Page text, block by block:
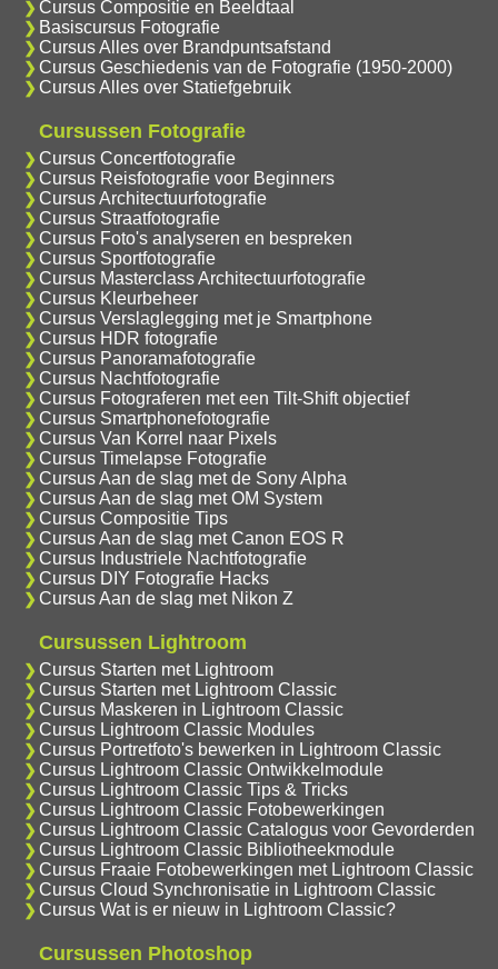
Cursus Compositie en Beeldtaal
Basiscursus Fotografie
Cursus Alles over Brandpuntsafstand
Cursus Geschiedenis van de Fotografie (1950-2000)
Cursus Alles over Statiefgebruik
Cursussen Fotografie
Cursus Concertfotografie
Cursus Reisfotografie voor Beginners
Cursus Architectuurfotografie
Cursus Straatfotografie
Cursus Foto's analyseren en bespreken
Cursus Sportfotografie
Cursus Masterclass Architectuurfotografie
Cursus Kleurbeheer
Cursus Verslaglegging met je Smartphone
Cursus HDR fotografie
Cursus Panoramafotografie
Cursus Nachtfotografie
Cursus Fotograferen met een Tilt-Shift objectief
Cursus Smartphonefotografie
Cursus Van Korrel naar Pixels
Cursus Timelapse Fotografie
Cursus Aan de slag met de Sony Alpha
Cursus Aan de slag met OM System
Cursus Compositie Tips
Cursus Aan de slag met Canon EOS R
Cursus Industriele Nachtfotografie
Cursus DIY Fotografie Hacks
Cursus Aan de slag met Nikon Z
Cursussen Lightroom
Cursus Starten met Lightroom
Cursus Starten met Lightroom Classic
Cursus Maskeren in Lightroom Classic
Cursus Lightroom Classic Modules
Cursus Portretfoto's bewerken in Lightroom Classic
Cursus Lightroom Classic Ontwikkelmodule
Cursus Lightroom Classic Tips & Tricks
Cursus Lightroom Classic Fotobewerkingen
Cursus Lightroom Classic Catalogus voor Gevorderden
Cursus Lightroom Classic Bibliotheekmodule
Cursus Fraaie Fotobewerkingen met Lightroom Classic
Cursus Cloud Synchronisatie in Lightroom Classic
Cursus Wat is er nieuw in Lightroom Classic?
Cursussen Photoshop